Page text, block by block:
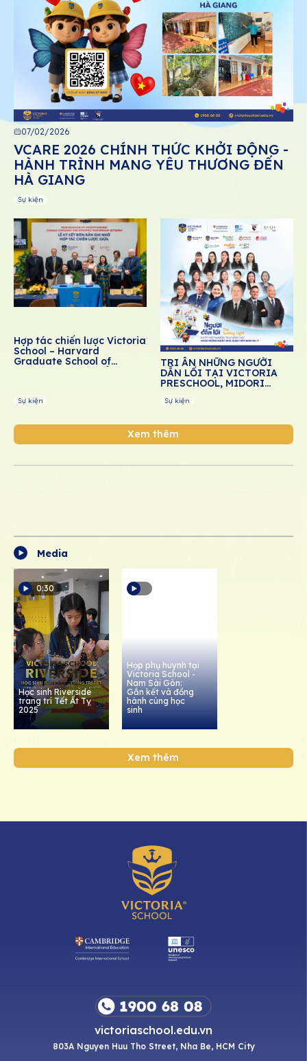
07/02/2026
VCARE 2026 CHÍNH THỨC KHỞI ĐỘNG -
HÀNH TRÌNH MANG YÊU THƯƠNG ĐẾN
HÀ GIANG
Sự kiện
Hợp tác chiến lược Victoria
School – Harvard
Graduate School of
Sự kiện
TRI ÂN NHỮNG NGƯỜI
DẪN LỐI TẠI VICTORIA
PRESCHOOL, MIDORI
SCHOOL
Sự kiện
Xem thêm
Media
0:30
Học sinh Riverside
trang trí Tết Ất Tỵ
2025
Họp phụ huynh tại
Victoria School -
Nam Sài Gòn:
Gắn kết và đồng
hành cùng học
sinh
Xem thêm
victoriaschool.edu.vn
803A Nguyen Huu Tho Street, Nha Be, HCM City